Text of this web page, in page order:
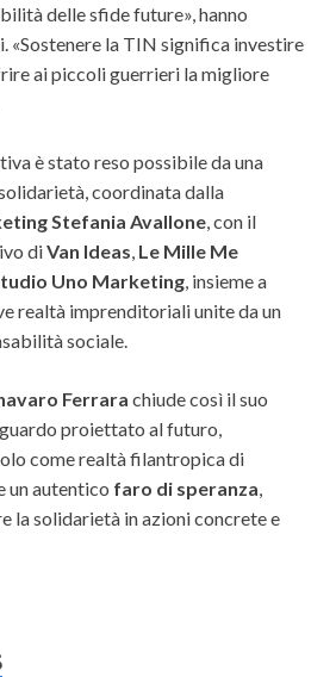
delle sfide future», hanno
«Sostenere la TIN significa investire
ai piccoli guerrieri la migliore
è stato reso possibile da una
coordinata dalla
Stefania Avallone, con il
diVan Ideas, Le Mille Me
Uno Marketing, insieme a
realtà imprenditoriali unite da un
sociale.
Ferrara chiude così il suo
proiettato al futuro,
come realtà filantropica di
un autentico faro di speranza,
la solidarietà in azioni concrete e